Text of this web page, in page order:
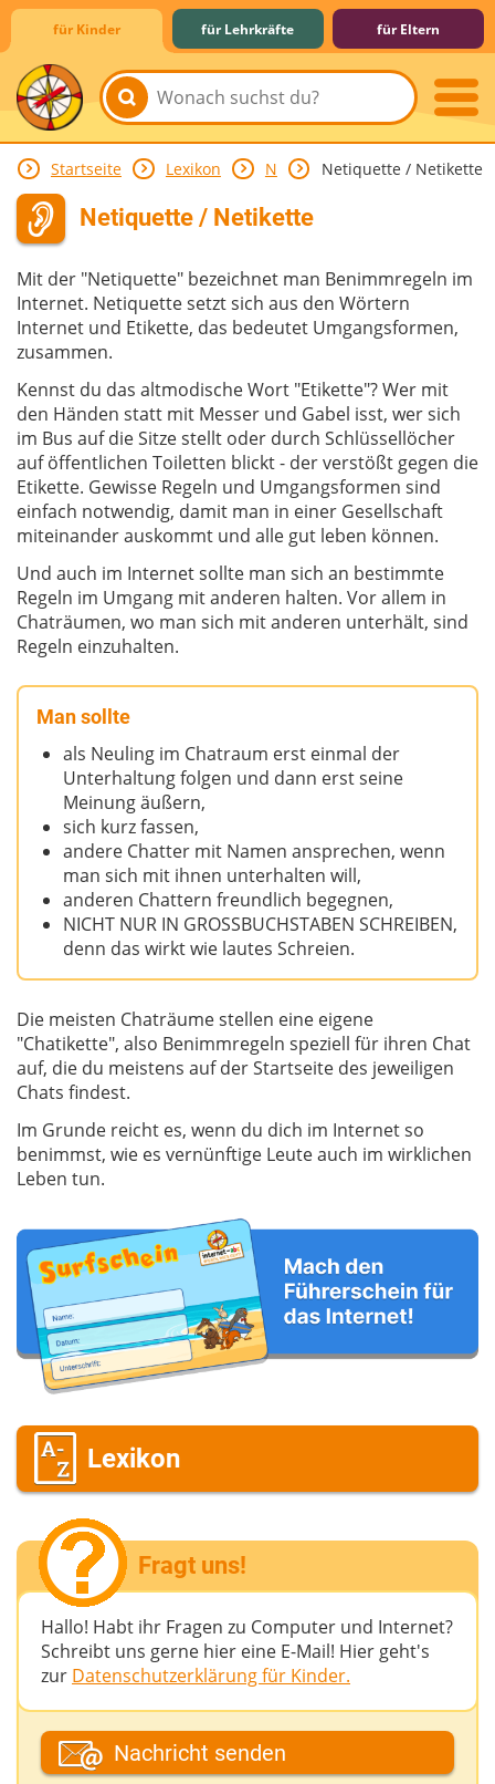
für Kinder für Lehrkräfte für Eltern
Lernen & Schule
Hobby & Freizeit
Spiel & Spaß
Mitreden & Mitmachen
Startseite Lexikon N Netiquette / Netikette
Netiquette / Netikette
Mit der "Netiquette" bezeichnet man Benimmregeln im
Internet. Netiquette setzt sich aus den Wörtern
Internet und Etikette, das bedeutet Umgangsformen,
zusammen.
Kennst du das altmodische Wort "Etikette"? Wer mit
den Händen statt mit Messer und Gabel isst, wer sich
im Bus auf die Sitze stellt oder durch Schlüssellöcher
auf öffentlichen Toiletten blickt - der verstößt gegen die
Etikette. Gewisse Regeln und Umgangsformen sind
einfach notwendig, damit man in einer Gesellschaft
miteinander auskommt und alle gut leben können.
Und auch im Internet sollte man sich an bestimmte
Regeln im Umgang mit anderen halten. Vor allem in
Chaträumen, wo man sich mit anderen unterhält, sind
Regeln einzuhalten.
Man sollte
als Neuling im Chatraum erst einmal der
Unterhaltung folgen und dann erst seine
Meinung äußern,
sich kurz fassen,
andere Chatter mit Namen ansprechen, wenn
man sich mit ihnen unterhalten will,
anderen Chattern freundlich begegnen,
NICHT NUR IN GROSSBUCHSTABEN SCHREIBEN,
denn das wirkt wie lautes Schreien.
Die meisten Chaträume stellen eine eigene
"Chatikette", also Benimmregeln speziell für ihren Chat
auf, die du meistens auf der Startseite des jeweiligen
Chats findest.
Im Grunde reicht es, wenn du dich im Internet so
benimmst, wie es vernünftige Leute auch im wirklichen
Leben tun.
Lexikon
Fragt uns!
Hallo! Habt ihr Fragen zu Computer und Internet?
Schreibt uns gerne hier eine E-Mail! Hier geht's
zur Datenschutzerklärung für Kinder.
Dein Fantasiename
Nachricht senden